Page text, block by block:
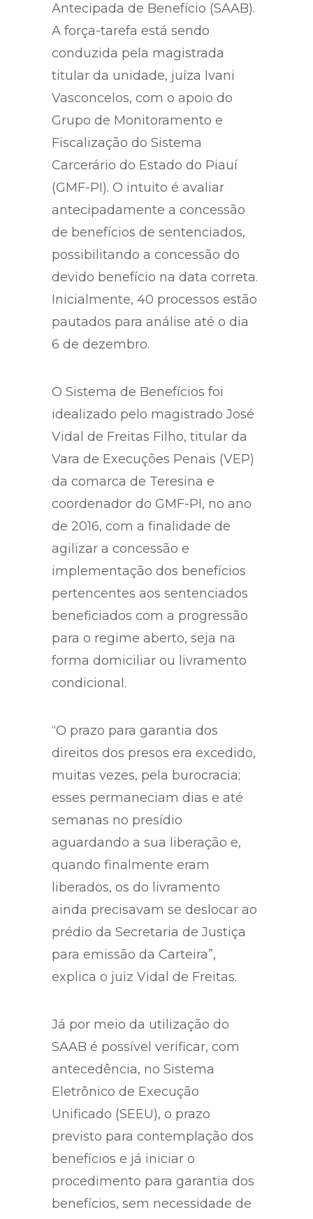
Antecipada de Benefício (SAAB).
A força-tarefa está sendo
conduzida pela magistrada
titular da unidade, juíza Ivani
Vasconcelos, com o apoio do
Grupo de Monitoramento e
Fiscalização do Sistema
Carcerário do Estado do Piauí
(GMF-PI). O intuito é avaliar
antecipadamente a concessão
de benefícios de sentenciados,
possibilitando a concessão do
devido benefício na data correta.
Inicialmente, 40 processos estão
pautados para análise até o dia
6 de dezembro.
O Sistema de Benefícios foi
idealizado pelo magistrado José
Vidal de Freitas Filho, titular da
Vara de Execuções Penais (VEP)
da comarca de Teresina e
coordenador do GMF-PI, no ano
de 2016, com a finalidade de
agilizar a concessão e
implementação dos benefícios
pertencentes aos sentenciados
beneficiados com a progressão
para o regime aberto, seja na
forma domiciliar ou livramento
condicional.
“O prazo para garantia dos
direitos dos presos era excedido,
muitas vezes, pela burocracia;
esses permaneciam dias e até
semanas no presídio
aguardando a sua liberação e,
quando finalmente eram
liberados, os do livramento
ainda precisavam se deslocar ao
prédio da Secretaria de Justiça
para emissão da Carteira”,
explica o juiz Vidal de Freitas.
Já por meio da utilização do
SAAB é possível verificar, com
antecedência, no Sistema
Eletrônico de Execução
Unificado (SEEU), o prazo
previsto para contemplação dos
benefícios e já iniciar o
procedimento para garantia dos
benefícios, sem necessidade de